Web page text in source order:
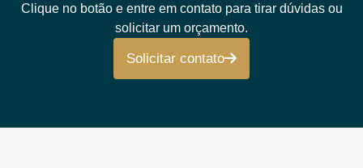
Clique no botão e entre em contato para tirar dúvidas ou
solicitar um orçamento.
Solicitar contato